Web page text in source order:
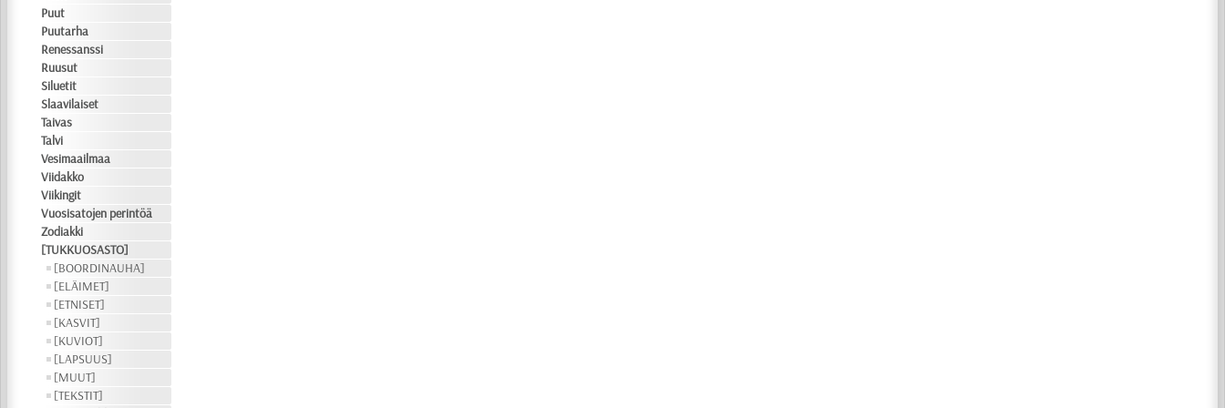
Puut
Puutarha
Renessanssi
Ruusut
Siluetit
Slaavilaiset
Taivas
Talvi
Vesimaailmaa
Viidakko
Viikingit
Vuosisatojen perintöä
Zodiakki
[TUKKUOSASTO]
[BOORDINAUHA]
[ELÄIMET]
[ETNISET]
[KASVIT]
[KUVIOT]
[LAPSUUS]
[MUUT]
[TEKSTIT]